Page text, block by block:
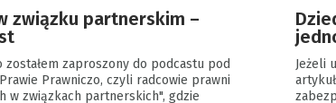
związku partnerskim –
zostałem zaproszony do podcastu pod
Prawniczo, czyli radcowie prawni
w związkach partnerskich", gdzie
Jeżeli